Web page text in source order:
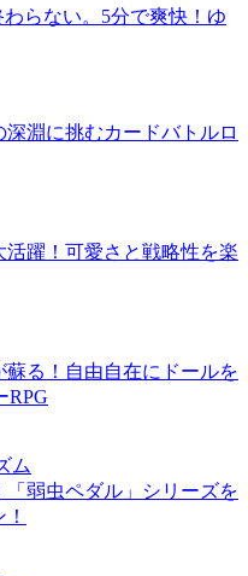
らない。5分で爽快！ゆ
淵に挑むカードバトルロ
躍！可愛さと戦略性を楽
る！自由自在にドールを
RPG
ム
弱虫ペダル」シリーズを